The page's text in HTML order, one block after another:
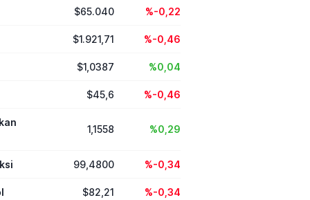
yüksek tutarlı
anlaşmaları ve
artıran tesis
$65.040 %-0,22
$1.921,71 %-0,46
$1,0387 %0,04
$45,6 %-0,46
1,1558 %0,29
99,4800 %-0,34
$82,21 %-0,34